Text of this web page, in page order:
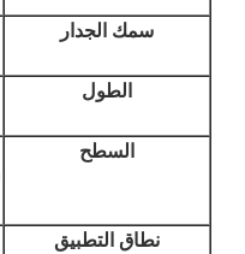
سمك الجدار
الطول
السطح
نطاق التطبيق